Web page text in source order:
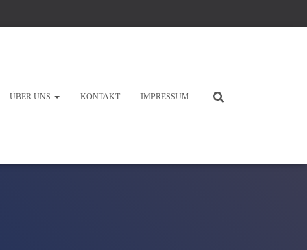
ÜBER UNS KONTAKT IMPRESSUM